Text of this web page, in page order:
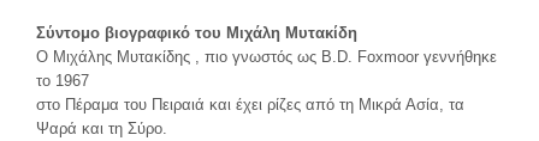
Σύντομο βιογραφικό του Μιχάλη Μυτακίδη
O Mιχάλης Μυτακίδης , πιο γνωστός ως B.D. Foxmoor γεννήθηκε
το 1967
στο Πέραμα του Πειραιά και έχει ρίζες από τη Μικρά Ασία, τα
Ψαρά και τη Σύρο.